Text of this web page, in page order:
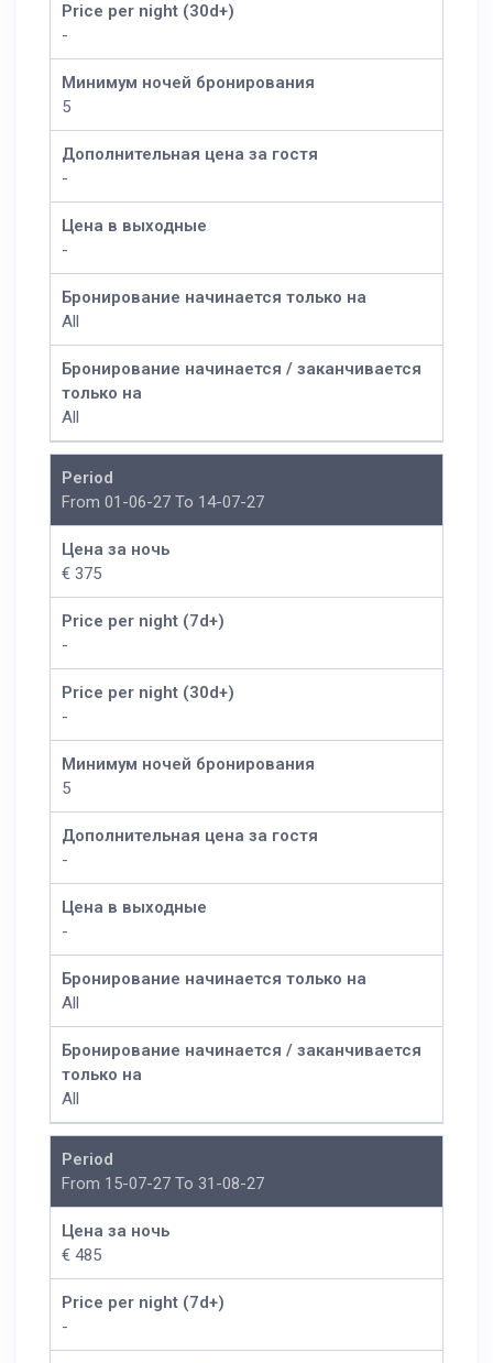
Price per night (30d+)
-
Минимум ночей бронирования
5
Дополнительная цена за гостя
-
Цена в выходные
-
Бронирование начинается только на
All
Бронирование начинается / заканчивается
только на
All
Period
From 01-06-27 To 14-07-27
Цена за ночь
€ 375
Price per night (7d+)
-
Price per night (30d+)
-
Минимум ночей бронирования
5
Дополнительная цена за гостя
-
Цена в выходные
-
Бронирование начинается только на
All
Бронирование начинается / заканчивается
только на
All
Period
From 15-07-27 To 31-08-27
Цена за ночь
€ 485
Price per night (7d+)
-